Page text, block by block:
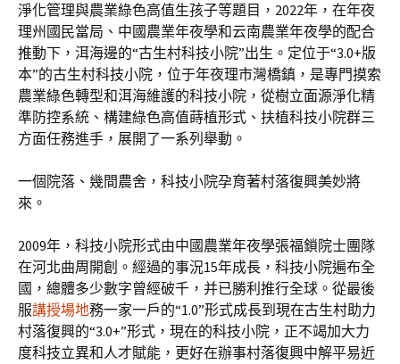
淨化管理與農業綠色高值生孩子等題目，2022年，在年夜
理州國民當局、中國農業年夜學和云南農業年夜學的配合
推動下，洱海邊的“古生村科技小院”出生。定位于“3.0+版
本”的古生村科技小院，位于年夜理市灣橋鎮，是專門摸索
農業綠色轉型和洱海維護的科技小院，從樹立面源淨化精
準防控系統、構建綠色高值蒔植形式、扶植科技小院群三
方面任務進手，展開了一系列舉動。
一個院落、幾間農舍，科技小院孕育著村落復興美妙將
來。
2009年，科技小院形式由中國農業年夜學張福鎖院士團隊
在河北曲周開創。經過的事況15年成長，科技小院遍布全
國，總體多少數字曾經破千，并已勝利推行全球。從最後
服講授場地務一家一戶的“1.0”形式成長到現在古生村助力
村落復興的“3.0+”形式，現在的科技小院，正不竭加大力
度科技立異和人才賦能，更好在辦事村落復興中解平易近